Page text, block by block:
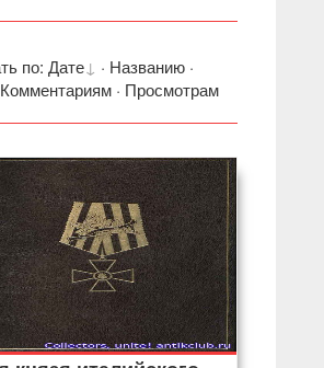
по: Дате · Названию ·
Комментариям · Просмотрам